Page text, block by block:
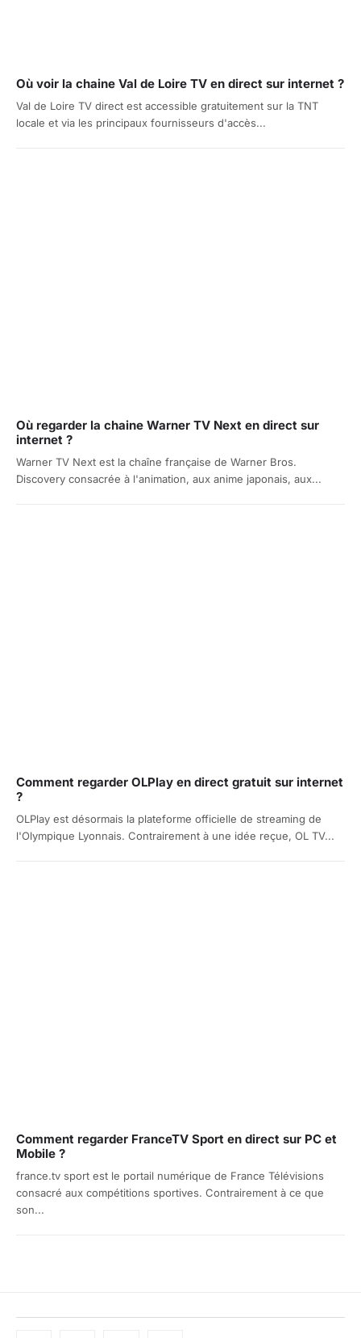
Où voir la chaine Val de Loire TV en direct sur internet ?
Val de Loire TV direct est accessible gratuitement sur la TNT
locale et via les principaux fournisseurs d'accès...
Où regarder la chaine Warner TV Next en direct sur
internet ?
Warner TV Next est la chaîne française de Warner Bros.
Discovery consacrée à l'animation, aux anime japonais, aux...
Comment regarder OLPlay en direct gratuit sur internet
?
OLPlay est désormais la plateforme officielle de streaming de
l'Olympique Lyonnais. Contrairement à une idée reçue, OL TV...
Comment regarder FranceTV Sport en direct sur PC et
Mobile ?
france.tv sport est le portail numérique de France Télévisions
consacré aux compétitions sportives. Contrairement à ce que
son...